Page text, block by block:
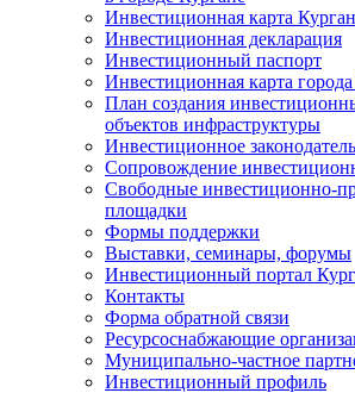
Инвестиционная карта
Инвестиционная декларация
Инвестиционный паспорт
Инвестиционная карта
План создания
объектов инфраструктуры
Инвестиционное
Сопровождение
Свободные инвестиционно-
площадки
Формы поддержки
Выставки, семинары, форумы
Инвестиционный портал
Контакты
Форма обратной связи
Ресурсоснабжающие
Муниципально-частное
Инвестиционный профиль